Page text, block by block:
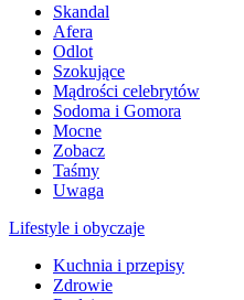
Skandal
Afera
Odlot
Szokujące
Mądrości celebrytów
Sodoma i Gomora
Mocne
Zobacz
Taśmy
Uwaga
Lifestyle i obyczaje
Kuchnia i przepisy
Zdrowie